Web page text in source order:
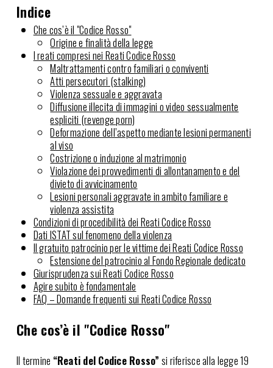
Indice
Che cos’è il "Codice Rosso"
Origine e finalità della legge
I reati compresi nei Reati Codice Rosso
Maltrattamenti contro familiari o conviventi
Atti persecutori (stalking)
Violenza sessuale e aggravata
Diffusione illecita di immagini o video sessualmente
espliciti (revenge porn)
Deformazione dell’aspetto mediante lesioni permanenti
al viso
Costrizione o induzione al matrimonio
Violazione dei provvedimenti di allontanamento e del
divieto di avvicinamento
Lesioni personali aggravate in ambito familiare e
violenza assistita
Condizioni di procedibilità dei Reati Codice Rosso
Dati ISTAT sul fenomeno della violenza
Il gratuito patrocinio per le vittime dei Reati Codice Rosso
Estensione del patrocinio al Fondo Regionale dedicato
Giurisprudenza sui Reati Codice Rosso
Agire subito è fondamentale
FAQ – Domande frequenti sui Reati Codice Rosso
Che cos’è il "Codice Rosso"
Il termine “Reati del Codice Rosso” si riferisce alla legge 19